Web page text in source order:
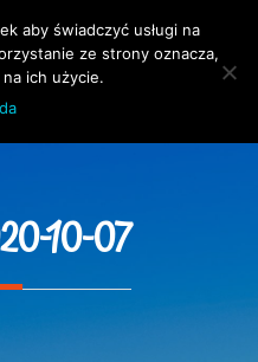
10-07
aby świadczyć usługi na
ze strony oznacza,
ich użycie.